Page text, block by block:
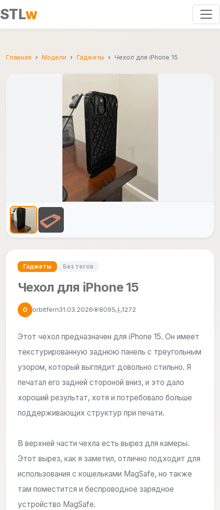
STLw
Главная Модели Гаджеты Чехол для iPhone 15
Гаджеты Без тегов
Чехол для iPhone 15
O orbitfern31.03.2026 8095 1272
Этот чехол предназначен для iPhone 15. Он имеет
текстурированную заднюю панель с треугольным
узором, который выглядит довольно стильно. Я
печатал его задней стороной вниз, и это дало
хороший результат, хотя и потребовало больше
поддерживающих структур при печати.
В верхней части чехла есть вырез для камеры.
Этот вырез, как я заметил, отлично подходит для
использования с кошельками MagSafe, но также
там поместится и беспроводное зарядное
устройство MagSafe.